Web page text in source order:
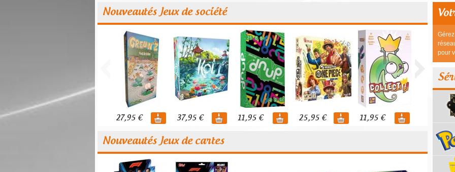
Nouveautés Jeux de société
27,95 € 37,95 € 11,95 € 25,95 € 11,95 €
Nouveautés Jeux de cartes
pour